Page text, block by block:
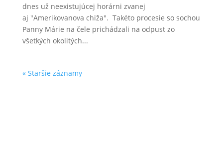
dnes už neexistujúcej horárni zvanej
aj "Amerikovanova chiža". Takéto procesie so sochou
Panny Márie na čele prichádzali na odpust zo
všetkých okolitých...
« Staršie záznamy